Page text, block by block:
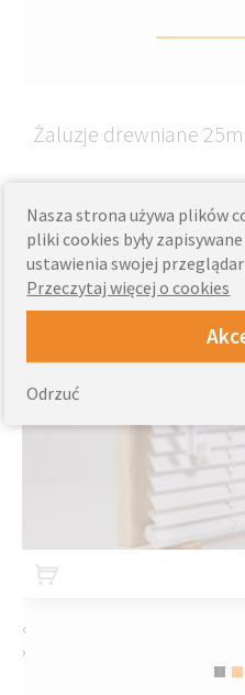
Żaluzje drewniane
‹
›
Nasza strona używa plików
pliki cookies były
ustawienia swojej
Przeczytaj więcej o cookies
Odrzuć